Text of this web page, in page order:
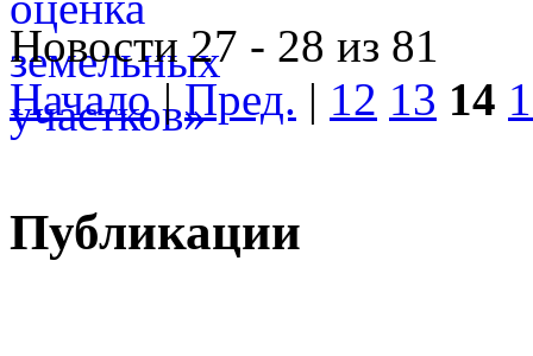
Новости 27 - 28 из 81
Начало|Пред. | 12 13 14
Публикации